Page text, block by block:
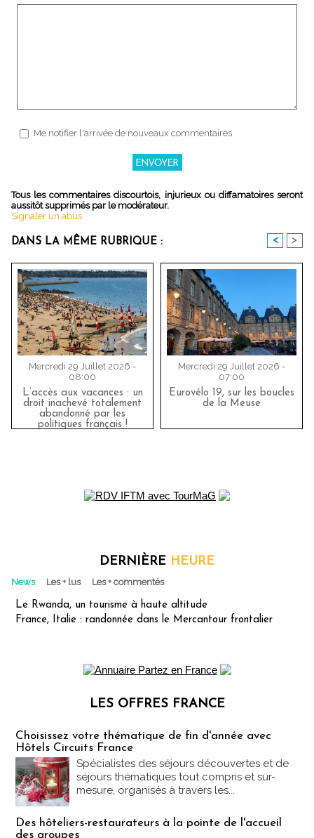
Me notifier l'arrivée de nouveaux commentaires
Tous les commentaires discourtois, injurieux ou diffamatoires seront
aussitôt supprimés par le modérateur.
Signaler un abus
DANS LA MÊME RUBRIQUE : < >
Mercredi 29 Juillet 2026 -
08:00
L’accès aux vacances : un
droit inachevé totalement
abandonné par les
politiques français !
Mercredi 29 Juillet 2026 -
07:00
Eurovélo 19, sur les boucles
de la Meuse
DERNIÈRE HEURE
News Les + lus Les + commentés
Le Rwanda, un tourisme à haute altitude
France, Italie : randonnée dans le Mercantour frontalier
LES OFFRES FRANCE
Choisissez votre thématique de fin d'année avec
Hôtels Circuits France
Spécialistes des séjours découvertes et de
séjours thématiques tout compris et sur-
mesure, organisés à travers les...
Des hôteliers-restaurateurs à la pointe de l'accueil
des groupes